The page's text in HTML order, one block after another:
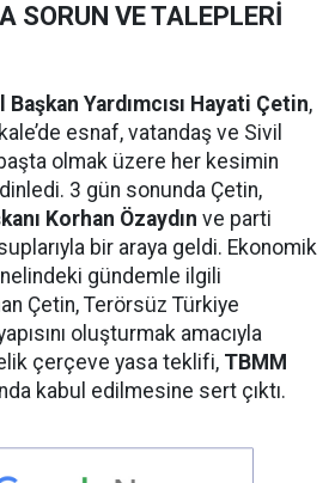
SORUN VE TALEPLERİ
Yardımcısı Hayati Çetin,
esnaf, vatandaş ve Sivil
olmak üzere her kesimin
3 gün sonunda Çetin,
Korhan Özaydın ve parti
bir araya geldi. Ekonomik
gündemle ilgili
Çetin, Terörsüz Türkiye
oluşturmak amacıyla
çerçeve yasa teklifi, TBMM
kabul edilmesine sert çıktı.